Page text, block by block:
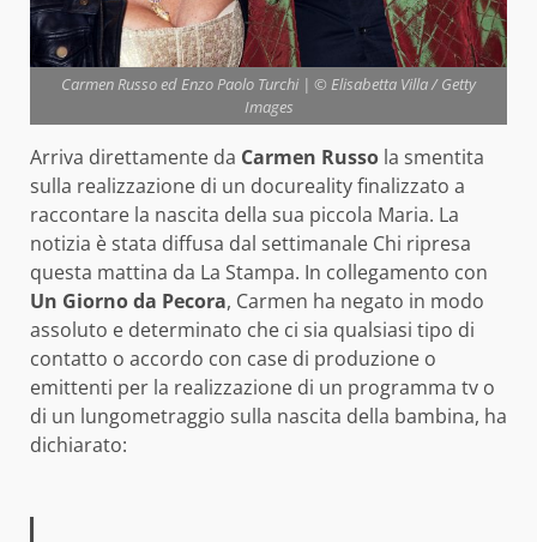
Carmen Russo ed Enzo Paolo Turchi | © Elisabetta Villa / Getty
Images
Arriva direttamente da Carmen Russo la smentita
sulla realizzazione di un docureality finalizzato a
raccontare la nascita della sua piccola Maria. La
notizia è stata diffusa dal settimanale Chi ripresa
questa mattina da La Stampa. In collegamento con
Un Giorno da Pecora, Carmen ha negato in modo
assoluto e determinato che ci sia qualsiasi tipo di
contatto o accordo con case di produzione o
emittenti per la realizzazione di un programma tv o
di un lungometraggio sulla nascita della bambina, ha
dichiarato: